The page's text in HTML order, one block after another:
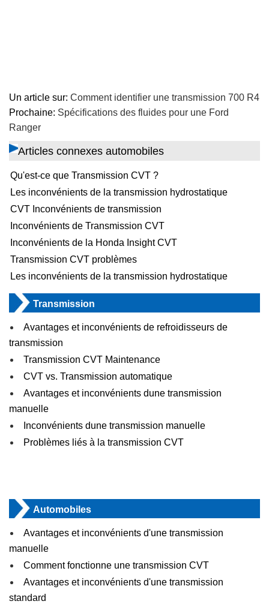
Un article sur: Comment identifier une transmission 700 R4
Prochaine: Spécifications des fluides pour une Ford
Ranger
Articles connexes automobiles
Qu'est-ce que Transmission CVT ?
Les inconvénients de la transmission hydrostatique
CVT Inconvénients de transmission
Inconvénients de Transmission CVT
Inconvénients de la Honda Insight CVT
Transmission CVT problèmes
Les inconvénients de la transmission hydrostatique
Transmission
Avantages et inconvénients de refroidisseurs de
transmission
Transmission CVT Maintenance
CVT vs. Transmission automatique
Avantages et inconvénients dune transmission
manuelle
Inconvénients dune transmission manuelle
Problèmes liés à la transmission CVT
Automobiles
Avantages et inconvénients d'une transmission
manuelle
Comment fonctionne une transmission CVT
Avantages et inconvénients d'une transmission
standard